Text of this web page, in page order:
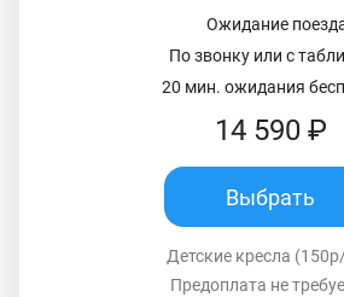
Ожидание
По звонку или с
20 мин. ожидания
14 590 ₽
Выбрать
Детские кресла
Предоплата не